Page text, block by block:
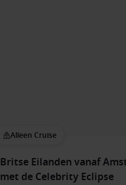
Alleen Cruise
Britse Eilanden vanaf
met de Celebrity Eclipse